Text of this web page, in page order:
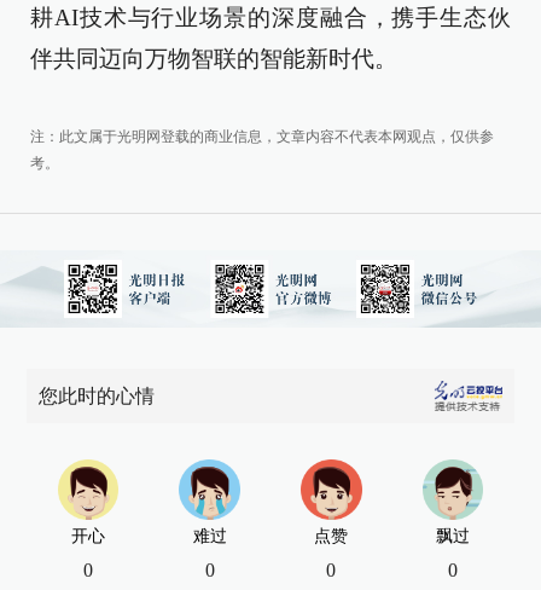
耕AI技术与行业场景的深度融合，携手生态伙
伴共同迈向万物智联的智能新时代。
注：此文属于光明网登载的商业信息，文章内容不代表本网观点，仅供参
考。
您此时的心情
开心
0
难过
0
点赞
0
飘过
0